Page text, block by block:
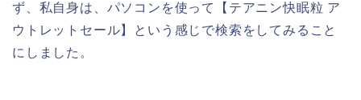
ず、私自身は、パソコンを使って【テアニン快眠粒 ア
ウトレットセール】という感じで検索をしてみること
にしました。